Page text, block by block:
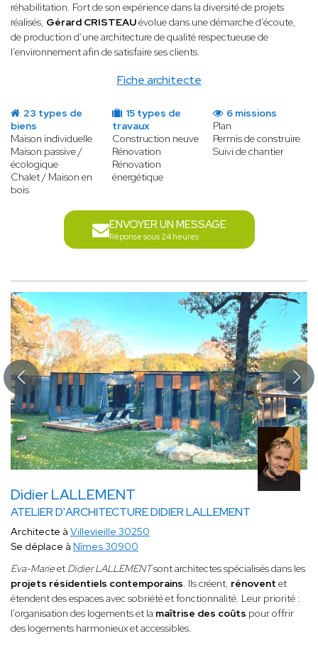
Fiche architecte
réhabilitation. Fort de son expérience dans la diversité de projets
réalisés, Gérard CRISTEAUévolue dans une démarche d’écoute,
de production d’une architecture de qualité respectueuse de
l’environnement afin de satisfaire ses clients.
23 types de
biens
Maison individuelle
Maison passive /
écologique
Chalet / Maison en
bois
15 types de
travaux
Construction neuve
Rénovation
Rénovation
énergétique
6 missions
Plan
Permis de construire
Suivi de chantier
ENVOYER UN MESSAGE
Réponse sous 24 heures
Didier LALLEMENT
ATELIER D'ARCHITECTURE DIDIER LALLEMENT
Architecte à Villevieille 30250
Se déplace à Nîmes 30900
Eva-Marieet Didier LALLEMENTsont architectes spécialisés dans les
projets résidentiels contemporains. Ils créent, rénovent et
étendent des espaces avec sobriété et fonctionnalité. Leur priorité :
l'organisation des logements et la maîtrise des coûts pour offrir
des logements harmonieux et accessibles.